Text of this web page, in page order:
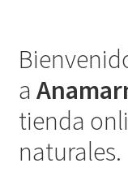
a
tienda
naturales.